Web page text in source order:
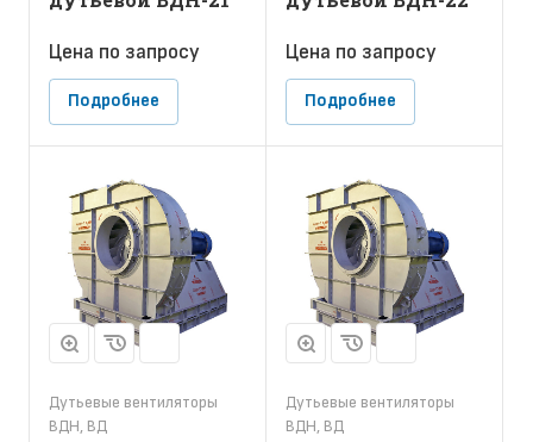
Цена по запросу
Подробнее
Цена по запросу
Подробнее
Дутьевые вентиляторы
ВДН, ВД
Дутьевые вентиляторы
ВДН, ВД